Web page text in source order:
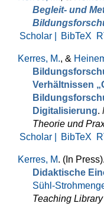
Begleit- und
Scholar |
BibTeX
Kerres, M., &
Verhältnissen
Digitalisierung.
Theorie und
Scholar |
BibTeX
Kerres, M. (In Press).
Didaktische
Sühl-
Teaching